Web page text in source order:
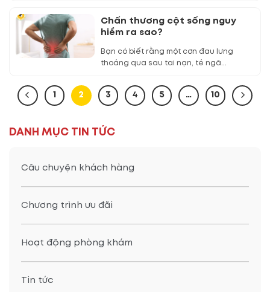
DANH MỤC TIN TỨC
Câu chuyện khách hàng
Chương trình ưu đãi
Hoạt động phòng khám
Tin tức
Chấn thương cột sống nguy
hiểm ra sao?
Bạn có biết rằng một cơn đau lưng
thoáng qua sau tai nạn, té ngã...
1 2 3 4 5 … 10